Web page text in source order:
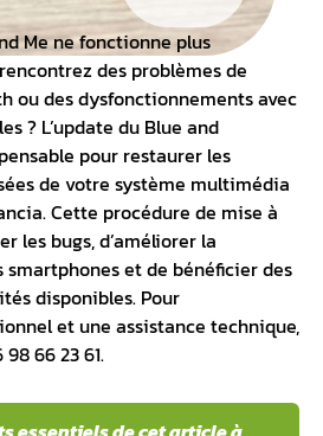
Mene fonctionne plus
des problèmes de
ou des dysfonctionnements avec
? L’update du Blue and
pour restaurer les
de votre système multimédia
Cette procédure de mise à
les bugs, d’améliorer la
et de bénéficier des
disponibles. Pour
et une assistance technique,
66 23 61.